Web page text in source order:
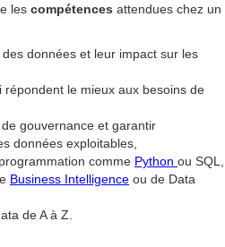
les compétences attendues chez un
données et leur impact sur les
répondent le mieux aux besoins de
gouvernance et garantir
données exploitables,
comme Python ou SQL,
Business Intelligence ou de Data
de A à Z.